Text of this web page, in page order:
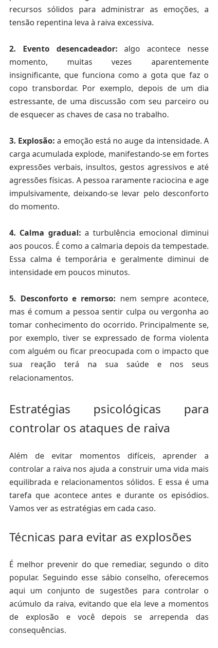
recursos sólidos para administrar as emoções, a
tensão repentina leva à raiva excessiva.
2. Evento desencadeador: algo acontece nesse
momento, muitas vezes aparentemente
insignificante, que funciona como a gota que faz o
copo transbordar. Por exemplo, depois de um dia
estressante, de uma discussão com seu parceiro ou
de esquecer as chaves de casa no trabalho.
3. Explosão: a emoção está no auge da intensidade. A
carga acumulada explode, manifestando-se em fortes
expressões verbais, insultos, gestos agressivos e até
agressões físicas. A pessoa raramente raciocina e age
impulsivamente, deixando-se levar pelo desconforto
do momento.
4. Calma gradual: a turbulência emocional diminui
aos poucos. É como a calmaria depois da tempestade.
Essa calma é temporária e geralmente diminui de
intensidade em poucos minutos.
5. Desconforto e remorso: nem sempre acontece,
mas é comum a pessoa sentir culpa ou vergonha ao
tomar conhecimento do ocorrido. Principalmente se,
por exemplo, tiver se expressado de forma violenta
com alguém ou ficar preocupada com o impacto que
sua reação terá na sua saúde e nos seus
relacionamentos.
Estratégias psicológicas para
controlar os ataques de raiva
Além de evitar momentos difíceis,aprender a
controlar a raiva nos ajuda a construir uma vida mais
equilibrada e relacionamentos sólidos. E essa é uma
tarefa que acontece antes e durante os episódios.
Vamos ver as estratégias em cada caso.
Técnicas para evitar as explosões
É melhor prevenir do que remediar, segundo o dito
popular. Seguindo esse sábio conselho, oferecemos
aqui um conjunto de sugestões para controlar o
acúmulo da raiva, evitando que ela leve a momentos
de explosão e você depois se arrependa das
consequências.